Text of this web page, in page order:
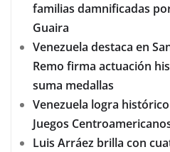
familias damnificadas
Guaira
Venezuela destaca en
Remo firma actuación
suma medallas
Venezuela logra
Juegos
Luis Arráez brilla con